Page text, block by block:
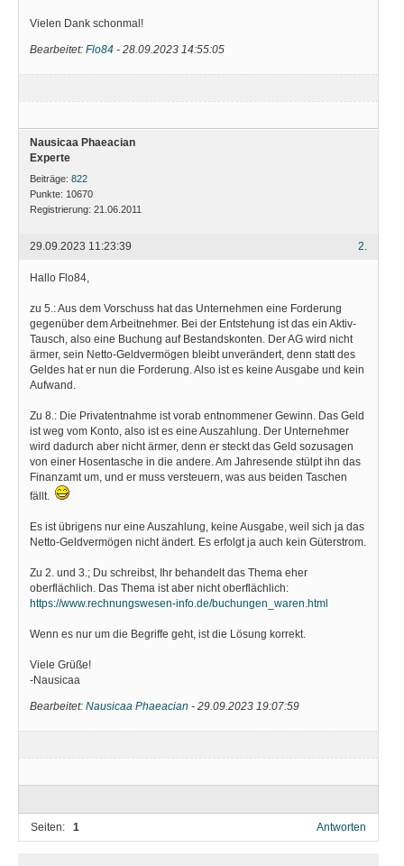
Vielen Dank schonmal!
Bearbeitet: Flo84 - 28.09.2023 14:55:05
Nausicaa Phaeacian
Experte
Beiträge: 822
Punkte: 10670
Registrierung: 21.06.2011
2.
29.09.2023 11:23:39
Hallo Flo84,
zu 5.: Aus dem Vorschuss hat das Unternehmen eine Forderung
gegenüber dem Arbeitnehmer. Bei der Entstehung ist das ein Aktiv-
Tausch, also eine Buchung auf Bestandskonten. Der AG wird nicht
ärmer, sein Netto-Geldvermögen bleibt unverändert, denn statt des
Geldes hat er nun die Forderung. Also ist es keine Ausgabe und kein
Aufwand.
Zu 8.: Die Privatentnahme ist vorab entnommener Gewinn. Das Geld
ist weg vom Konto, also ist es eine Auszahlung. Der Unternehmer
wird dadurch aber nicht ärmer, denn er steckt das Geld sozusagen
von einer Hosentasche in die andere. Am Jahresende stülpt ihn das
Finanzamt um, und er muss versteuern, was aus beiden Taschen
fällt.
Es ist übrigens nur eine Auszahlung, keine Ausgabe, weil sich ja das
Netto-Geldvermögen nicht ändert. Es erfolgt ja auch kein Güterstrom.
Zu 2. und 3.; Du schreibst, Ihr behandelt das Thema eher
oberflächlich. Das Thema ist aber nicht oberflächlich:
https://www.rechnungswesen-info.de/buchungen_waren.html
Wenn es nur um die Begriffe geht, ist die Lösung korrekt.
Viele Grüße!
-Nausicaa
Bearbeitet: Nausicaa Phaeacian - 29.09.2023 19:07:59
Seiten: 1 Antworten